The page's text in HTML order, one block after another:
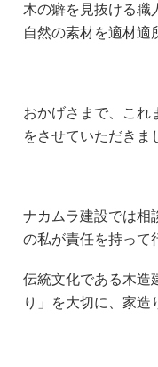
木の癖を見抜ける
自然の素材を適材適
おかげさまで、これ
をさせていただきま
ナカムラ建設では相
の私が責任を持って
伝統文化である木造
り」を大切に、家造